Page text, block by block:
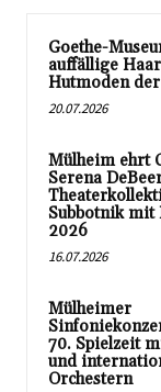
Goethe-
auffällige
Hutmoden
20.07.2026
Mülheim ehrt
Serena
Subbotnik mit
2026
16.07.2026
Mülheimer
70. Spielzeit
und
Orchestern